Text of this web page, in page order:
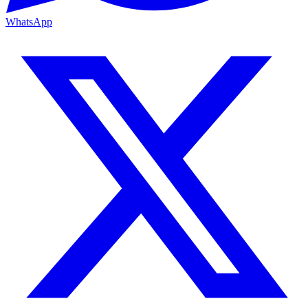
WhatsApp